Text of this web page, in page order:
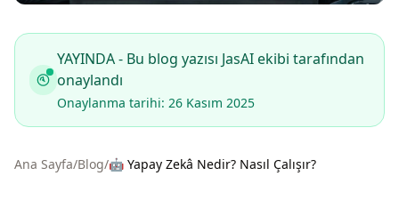
YAYINDA - Bu blog yazısı JasAI ekibi tarafından
onaylandı
Onaylanma tarihi: 26 Kasım 2025
Ana Sayfa/Blog/🤖 Yapay Zekâ Nedir? Nasıl Çalışır?